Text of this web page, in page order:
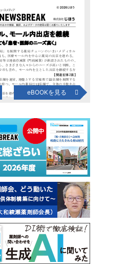
eBOOKを見る